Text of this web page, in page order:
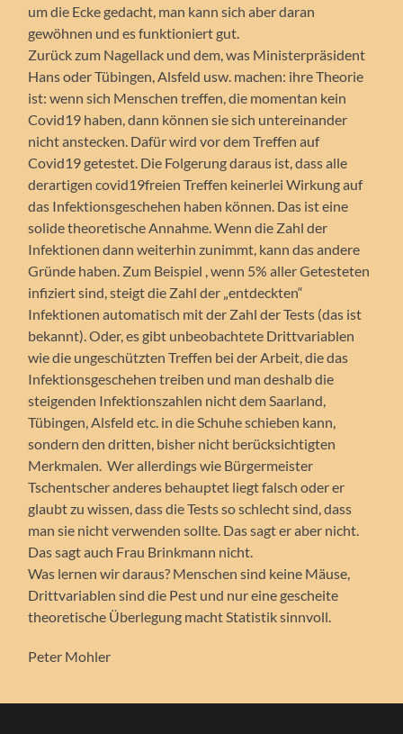
um die Ecke gedacht, man kann sich aber daran
gewöhnen und es funktioniert gut.
Zurück zum Nagellack und dem, was Ministerpräsident
Hans oder Tübingen, Alsfeld usw. machen: ihre Theorie
ist: wenn sich Menschen treffen, die momentan kein
Covid19 haben, dann können sie sich untereinander
nicht anstecken. Dafür wird vor dem Treffen auf
Covid19 getestet. Die Folgerung daraus ist, dass alle
derartigen covid19freien Treffen keinerlei Wirkung auf
das Infektionsgeschehen haben können. Das ist eine
solide theoretische Annahme. Wenn die Zahl der
Infektionen dann weiterhin zunimmt, kann das andere
Gründe haben. Zum Beispiel , wenn 5% aller Getesteten
infiziert sind, steigt die Zahl der „entdeckten“
Infektionen automatisch mit der Zahl der Tests (das ist
bekannt). Oder, es gibt unbeobachtete Drittvariablen
wie die ungeschützten Treffen bei der Arbeit, die das
Infektionsgeschehen treiben und man deshalb die
steigenden Infektionszahlen nicht dem Saarland,
Tübingen, Alsfeld etc. in die Schuhe schieben kann,
sondern den dritten, bisher nicht berücksichtigten
Merkmalen. Wer allerdings wie Bürgermeister
Tschentscher anderes behauptet liegt falsch oder er
glaubt zu wissen, dass die Tests so schlecht sind, dass
man sie nicht verwenden sollte. Das sagt er aber nicht.
Das sagt auch Frau Brinkmann nicht.
Was lernen wir daraus? Menschen sind keine Mäuse,
Drittvariablen sind die Pest und nur eine gescheite
theoretische Überlegung macht Statistik sinnvoll.
Peter Mohler